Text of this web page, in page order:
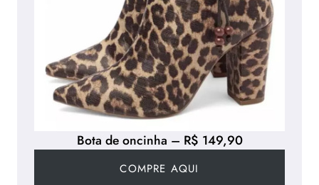
Bota de oncinha – R$ 149,90
COMPRE AQUI